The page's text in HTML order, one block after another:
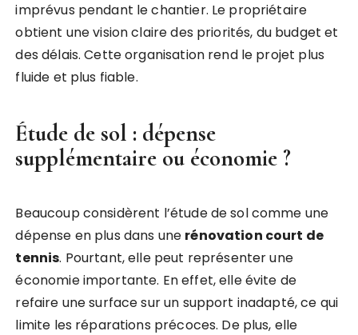
imprévus pendant le chantier. Le propriétaire
obtient une vision claire des priorités, du budget et
des délais. Cette organisation rend le projet plus
fluide et plus fiable.
Étude de sol : dépense
supplémentaire ou économie ?
Beaucoup considèrent l’étude de sol comme une
dépense en plus dans une rénovation court de
tennis. Pourtant, elle peut représenter une
économie importante. En effet, elle évite de
refaire une surface sur un support inadapté, ce qui
limite les réparations précoces. De plus, elle